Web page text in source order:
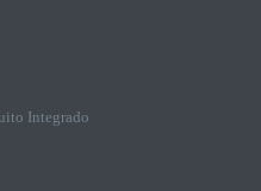
Integrado